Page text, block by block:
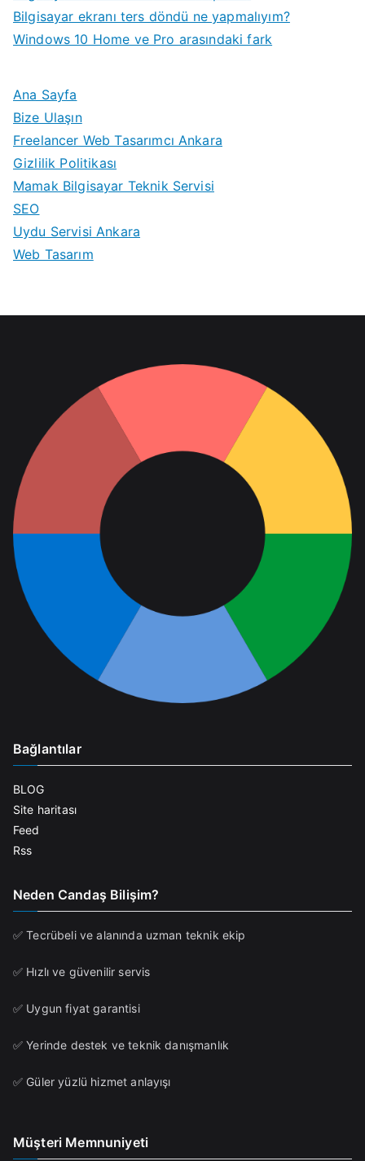
Bilgisayar ekranı ters döndü ne yapmalıyım?
Windows 10 Home ve Pro arasındaki fark
Ana Sayfa
Bize Ulaşın
Freelancer Web Tasarımcı Ankara
Gizlilik Politikası
Mamak Bilgisayar Teknik Servisi
SEO
Uydu Servisi Ankara
Web Tasarım
Bağlantılar
BLOG
Site haritası
Feed
Rss
Neden Candaş Bilişim?
✅ Tecrübeli ve alanında uzman teknik ekip
✅ Hızlı ve güvenilir servis
✅ Uygun fiyat garantisi
✅ Yerinde destek ve teknik danışmanlık
✅ Güler yüzlü hizmet anlayışı
Müşteri Memnuniyeti